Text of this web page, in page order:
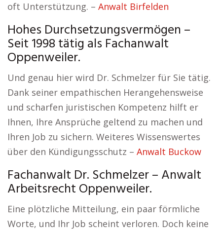
oft Unterstützung. – Anwalt Birfelden
Hohes Durchsetzungsvermögen –
Seit 1998 tätig als Fachanwalt
Oppenweiler.
Und genau hier wird Dr. Schmelzer für Sie tätig.
Dank seiner empathischen Herangehensweise
und scharfen juristischen Kompetenz hilft er
Ihnen, Ihre Ansprüche geltend zu machen und
Ihren Job zu sichern. Weiteres Wissenswertes
über den Kündigungsschutz – Anwalt Buckow
Fachanwalt Dr. Schmelzer – Anwalt
Arbeitsrecht Oppenweiler.
Eine plötzliche Mitteilung, ein paar förmliche
Worte, und Ihr Job scheint verloren. Doch keine